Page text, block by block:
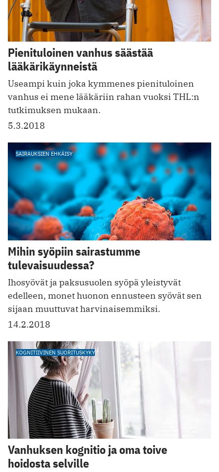
Pienituloinen vanhus säästää
lääkärikäynneistä
Useampi kuin joka kymmenes pienituloinen
vanhus ei mene lääkäriin rahan vuoksi THL:n
tutkimuksen mukaan.
5.3.2018
SAIRAUKSIEN EHKÄISY
Mihin syöpiin sairastumme
tulevaisuudessa?
Ihosyövät ja paksusuolen syöpä yleistyvät
edelleen, monet huonon ennusteen syövät sen
sijaan muuttuvat harvinaisemmiksi.
14.2.2018
KOGNITIIVINEN SUORITUSKYKY
Vanhuksen kognitio ja oma toive
hoidosta selville